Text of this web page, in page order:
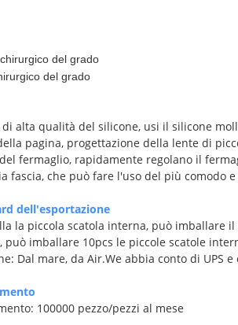
del grado
del grado
alta qualità del silicone, usi il silicone
pagina, progettazione della lente di
fermaglio, rapidamente regolano il
fascia, che può fare l'uso del più comodo
dell'esportazione
la piccola scatola interna, può imballare
può imballare 10pcs le piccole scatole
Dal mare, da Air.We abbia conto di UPS
100000 pezzo/pezzi al mese